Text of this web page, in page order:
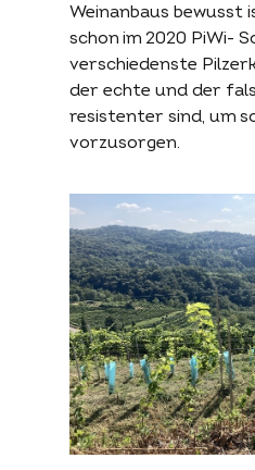
Weinanbaus bewusst
schon im 2020 PiWi-
verschiedenste
der echte und der
resistenter sind, um
vorzusorgen.